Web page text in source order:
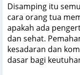
Disamping itu
cara orang tua
apakah ada
dan sehat.
kesadaran dan
dasar bagi